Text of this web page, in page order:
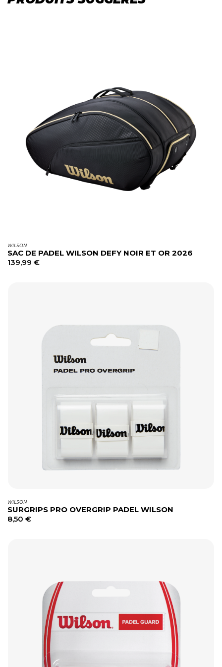
WILSON
SAC DE PADEL WILSON DEFY NOIR ET OR 2026
139,99 €
WILSON
SURGRIPS PRO OVERGRIP PADEL WILSON
8,50 €